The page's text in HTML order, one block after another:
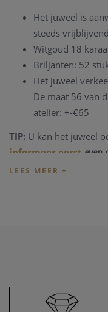
Het juweel is
steeds
Witgoud 18
Briljanten: 52
Het juweel
De maat 56 van
atelier: +-€65
TIP: U kan het juweel
informeer eerst even
en niet net verkocht is.